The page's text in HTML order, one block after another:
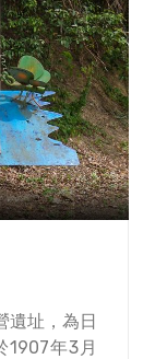
遺址，為日
1907年3月